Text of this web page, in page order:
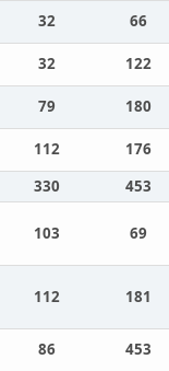
32
66
32
122
79
180
112
176
330 453
103 69
112 181
86 453